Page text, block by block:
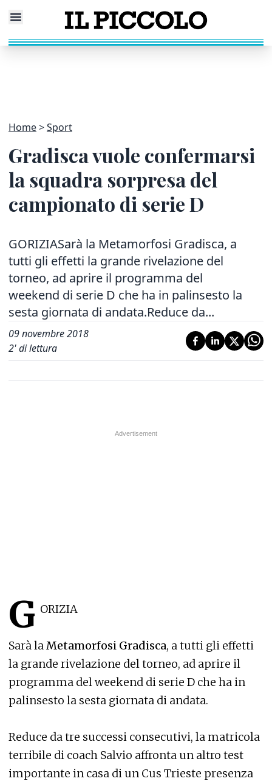
Home Sport
Gradisca vuole confermarsi
la squadra sorpresa del
campionato di serie D
GORIZIASarà la Metamorfosi Gradisca, a
tutti gli effetti la grande rivelazione del
torneo, ad aprire il programma del
weekend di serie D che ha in palinsesto la
sesta giornata di andata.Reduce da...
09 novembre 2018
2' di lettura
G ORIZIA
Sarà laMetamorfosi Gradisca, a tutti gli effetti
la grande rivelazione del torneo, ad aprire il
programma del weekend di serie D che ha in
palinsesto la sesta giornata di andata.
Reduce da tre successi consecutivi, la matricola
terribile di coach Salvio affronta un altro test
importante in casa di un Cus Trieste presenza